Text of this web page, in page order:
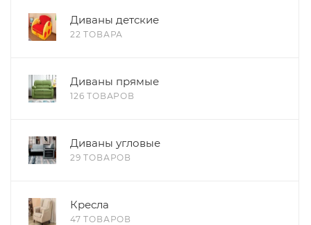
Диваны детские
22 ТОВАРА
Диваны прямые
126 ТОВАРОВ
Диваны угловые
29 ТОВАРОВ
Кресла
47 ТОВАРОВ